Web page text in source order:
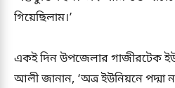
গিয়েছিলাম।’
একই দিন উপজেলার গাজীরটেক
আলী জানান, ‘অত্র ইউনিয়নে পদ্মা